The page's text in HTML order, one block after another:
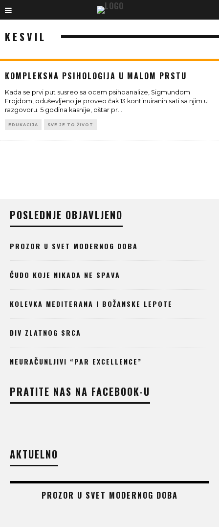
KESVIL
KOMPLEKSNA PSIHOLOGIJA U MALOM PRSTU
Kada se prvi put susreo sa ocem psihoanalize, Sigmundom
Frojdom, oduševljeno je proveo čak 13 kontinuiranih sati sa njim u
razgovoru. 5 godina kasnije, oštar pr...
EDUKACIJA SVE JE TO ŽIVOT
POSLEDNJE OBJAVLJENO
PROZOR U SVET MODERNOG DOBA
ČUDO KOJE NIKADA NE SPAVA
KOLEVKA MEDITERANA I BOŽANSKE LEPOTE
DIV ZLATNOG SRCA
NEURAČUNLJIVI “PAR EXCELLENCE”
PRATITE NAS NA FACEBOOK-U
AKTUELNO
PROZOR U SVET MODERNOG DOBA